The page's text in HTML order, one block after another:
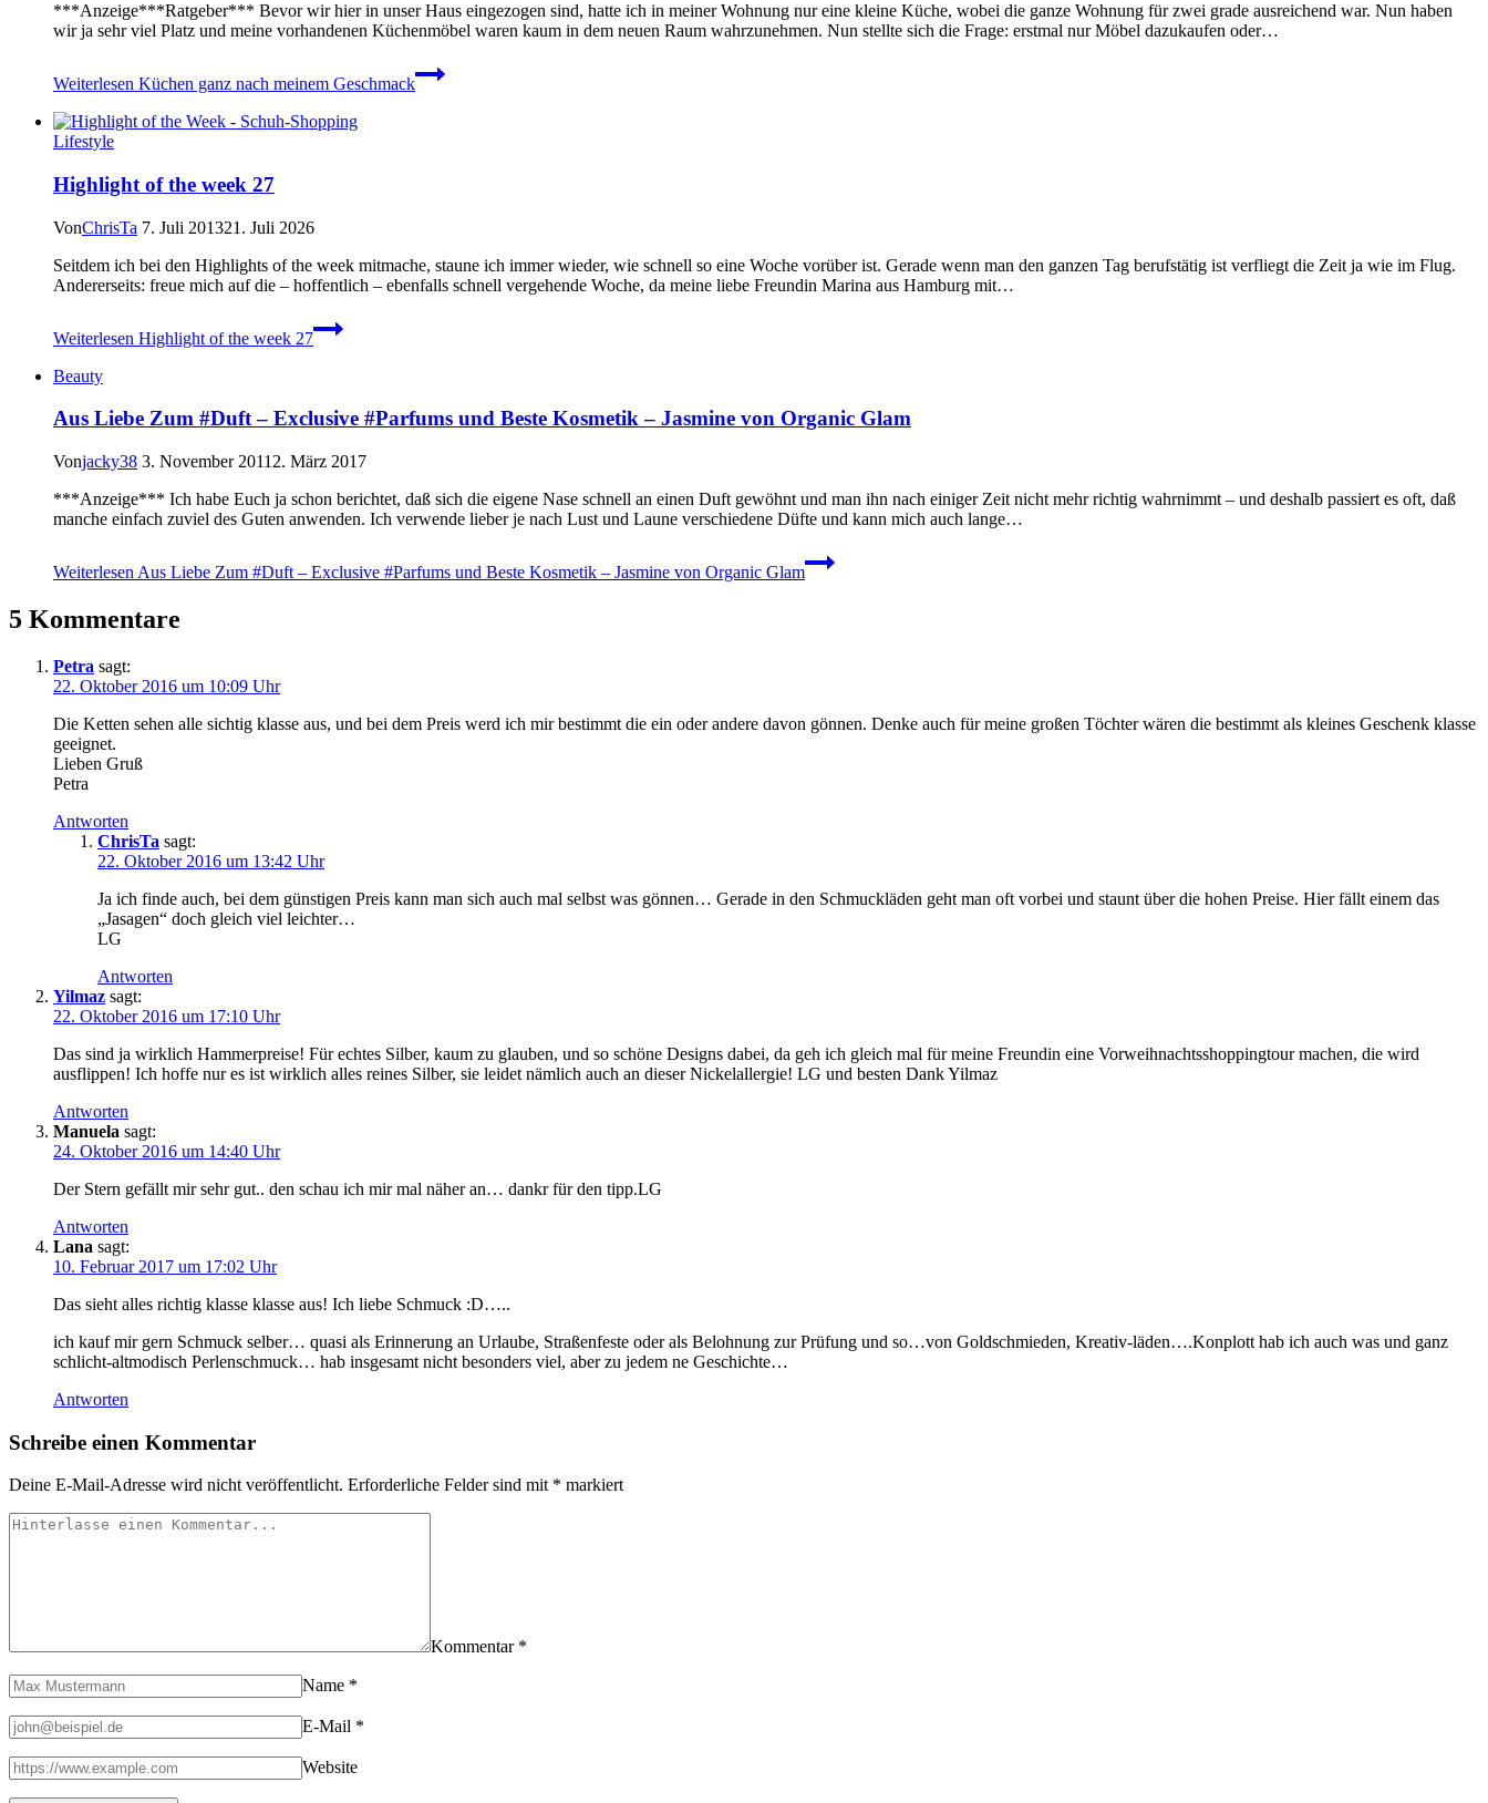
***Anzeige***Ratgeber*** Bevor wir hier in unser Haus eingezogen sind, hatte ich in meiner Wohnung nur eine kleine Küche, wobei die ganze Wohnung für zwei grade ausreichend war. Nun haben
wir ja sehr viel Platz und meine vorhandenen Küchenmöbel waren kaum in dem neuen Raum wahrzunehmen. Nun stellte sich die Frage: erstmal nur Möbel dazukaufen oder…
Weiterlesen Küchen ganz nach meinem Geschmack
Lifestyle
Highlight of the week 27
VonChrisTa 7. Juli 201321. Juli 2026
Seitdem ich bei den Highlights of the week mitmache, staune ich immer wieder, wie schnell so eine Woche vorüber ist. Gerade wenn man den ganzen Tag berufstätig ist verfliegt die Zeit ja wie im Flug.
Andererseits: freue mich auf die – hoffentlich – ebenfalls schnell vergehende Woche, da meine liebe Freundin Marina aus Hamburg mit…
Weiterlesen Highlight of the week 27
Beauty
Aus Liebe Zum #Duft – Exclusive #Parfums und Beste Kosmetik – Jasmine von Organic Glam
Vonjacky38 3. November 2011 2. März 2017
***Anzeige*** Ich habe Euch ja schon berichtet, daß sich die eigene Nase schnell an einen Duft gewöhnt und man ihn nach einiger Zeit nicht mehr richtig wahrnimmt – und deshalb passiert es oft, daß
manche einfach zuviel des Guten anwenden. Ich verwende lieber je nach Lust und Laune verschiedene Düfte und kann mich auch lange…
Weiterlesen Aus Liebe Zum #Duft – Exclusive #Parfums und Beste Kosmetik – Jasmine von Organic Glam
5 Kommentare
Petra sagt:
22. Oktober 2016 um 10:09 Uhr
Die Ketten sehen alle sichtig klasse aus, und bei dem Preis werd ich mir bestimmt die ein oder andere davon gönnen. Denke auch für meine großen Töchter wären die bestimmt als kleines Geschenk klasse
geeignet.
Lieben Gruß
Petra
Antworten
ChrisTa sagt:
22. Oktober 2016 um 13:42 Uhr
Ja ich finde auch, bei dem günstigen Preis kann man sich auch mal selbst was gönnen… Gerade in den Schmuckläden geht man oft vorbei und staunt über die hohen Preise. Hier fällt einem das
„Jasagen“ doch gleich viel leichter…
LG
Antworten
Yilmaz sagt:
22. Oktober 2016 um 17:10 Uhr
Das sind ja wirklich Hammerpreise! Für echtes Silber, kaum zu glauben, und so schöne Designs dabei, da geh ich gleich mal für meine Freundin eine Vorweihnachtsshoppingtour machen, die wird
ausflippen! Ich hoffe nur es ist wirklich alles reines Silber, sie leidet nämlich auch an dieser Nickelallergie! LG und besten Dank Yilmaz
Antworten
Manuela sagt:
24. Oktober 2016 um 14:40 Uhr
Der Stern gefällt mir sehr gut.. den schau ich mir mal näher an… dankr für den tipp.LG
Antworten
Lana sagt:
10. Februar 2017 um 17:02 Uhr
Das sieht alles richtig klasse klasse aus! Ich liebe Schmuck :D…..
ich kauf mir gern Schmuck selber… quasi als Erinnerung an Urlaube, Straßenfeste oder als Belohnung zur Prüfung und so…von Goldschmieden, Kreativ-läden….Konplott hab ich auch was und ganz
schlicht-altmodisch Perlenschmuck… hab insgesamt nicht besonders viel, aber zu jedem ne Geschichte…
Antworten
Schreibe einen Kommentar
Deine E-Mail-Adresse wird nicht veröffentlicht. Erforderliche Felder sind mit * markiert
Kommentar *
Name *
E-Mail *
Website